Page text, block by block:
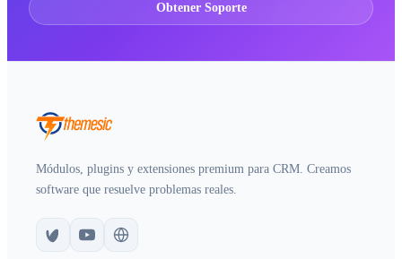
Obtener Soporte
Módulos, plugins y extensiones premium para CRM. Creamos
software que resuelve problemas reales.